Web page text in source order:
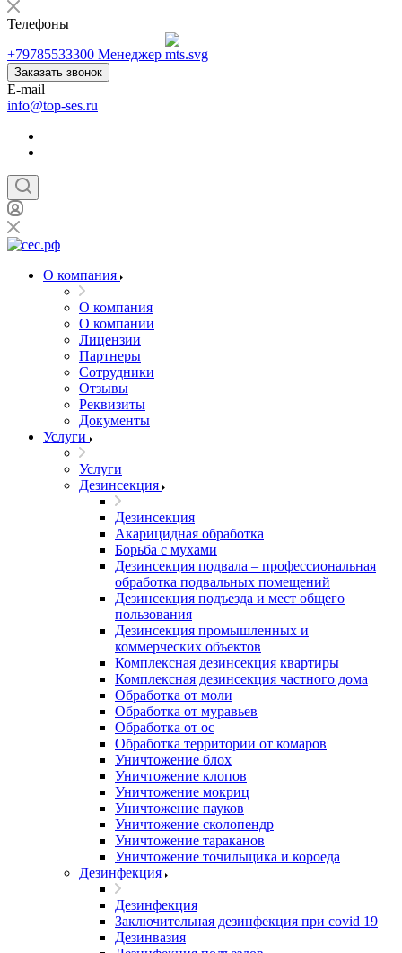
Телефоны
+79785533300 Менеджер
Заказать звонок
E-mail
info@top-ses.ru
О компания
О компания
О компании
Лицензии
Партнеры
Сотрудники
Отзывы
Реквизиты
Документы
Услуги
Услуги
Дезинсекция
Дезинсекция
Акарицидная обработка
Борьба с мухами
Дезинсекция подвала – профессиональная
обработка подвальных помещений
Дезинсекция подъезда и мест общего
пользования
Дезинсекция промышленных и
коммерческих объектов
Комплексная дезинсекция квартиры
Комплексная дезинсекция частного дома
Обработка от моли
Обработка от муравьев
Обработка от ос
Обработка территории от комаров
Уничтожение блох
Уничтожение клопов
Уничтожение мокриц
Уничтожение пауков
Уничтожение сколопендр
Уничтожение тараканов
Уничтожение точильщика и короеда
Дезинфекция
Дезинфекция
Заключительная дезинфекция при covid 19
Дезинвазия